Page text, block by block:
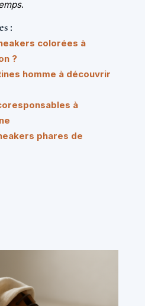
.
:
colorées à
?
homme à découvrir
à
phares de